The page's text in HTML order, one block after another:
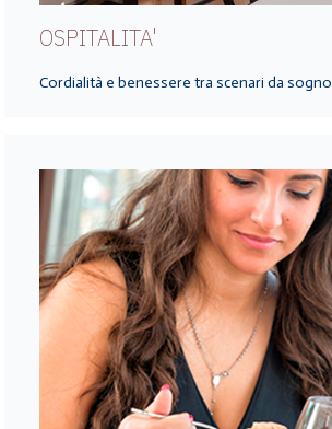
OSPITALITA'
Cordialità e benessere tra scenari da sogno